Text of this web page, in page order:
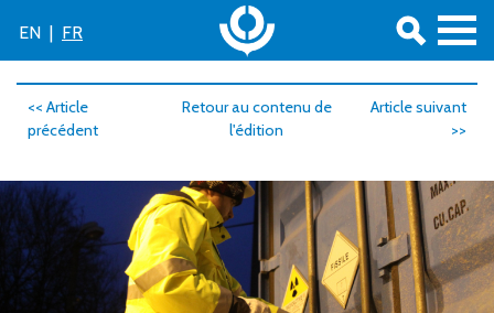
EN | FR
<< Article
précédent
Retour au contenu de
l'édition
Article suivant
>>